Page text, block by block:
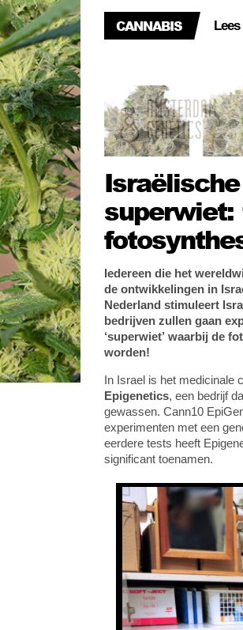
CANNABIS
superwiet:
Iedereen die het
de ontwikkelingen in
Nederland stimuleert
bedrijven zullen gaan
‘superwiet’ waarbij de
worden!
In Israel is het medicinale
Epigenetics, een bedrijf
gewassen. Cann10
experimenten met een
eerdere tests heeft
significant toenamen.